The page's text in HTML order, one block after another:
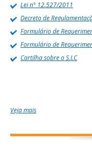
Lei n° 12.527/2011
Decreto de
Formulário de
Formulário de
Cartilha sobre o S.I.C
Veja mais